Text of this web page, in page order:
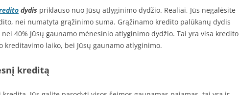
dydis priklauso nuo Jūsų atlyginimo dydžio. Realiai, Jūs negalėsite
nei numatyta grąžinimo suma. Grąžinamo kredito palūkanų dydis
40% Jūsų gaunamo mėnesinio atlyginimo dydžio. Tai yra visa kredito
kreditavimo laiko, bei Jūsų gaunamo atlyginimo.
kreditą